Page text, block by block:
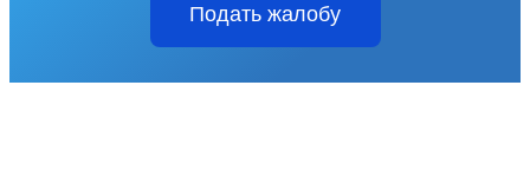
Подать жалобу